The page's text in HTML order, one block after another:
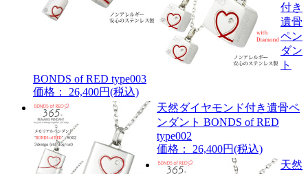
付き
遺骨
ペン
ダン
ト
BONDS of RED type003
価格： 26,400円(税込)
天然ダイヤモンド付き遺骨ペ
ンダント BONDS of RED
type002
価格： 26,400円(税込)
天然